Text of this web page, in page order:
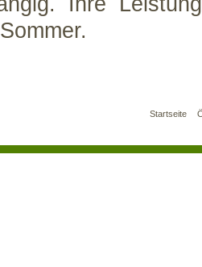
Startseite